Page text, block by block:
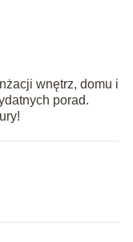
wnętrz, domu i
porad.